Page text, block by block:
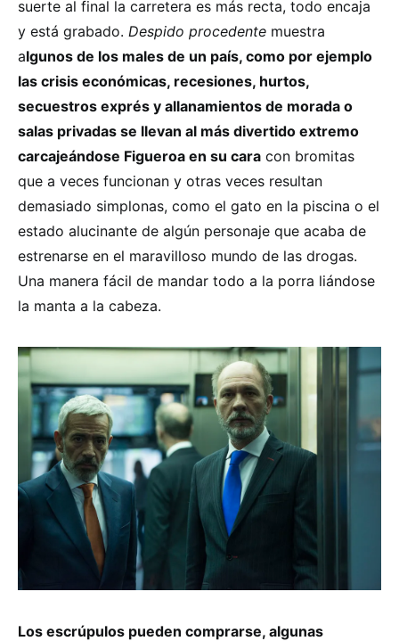
suerte al final la carretera es más recta, todo encaja
y está grabado. Despido procedente muestra
algunos de los males de un país, como por ejemplo
las crisis económicas, recesiones, hurtos,
secuestros exprés y allanamientos de morada o
salas privadas se llevan al más divertido extremo
carcajeándose Figueroa en su cara con bromitas
que a veces funcionan y otras veces resultan
demasiado simplonas, como el gato en la piscina o el
estado alucinante de algún personaje que acaba de
estrenarse en el maravilloso mundo de las drogas.
Una manera fácil de mandar todo a la porra liándose
la manta a la cabeza.
Los escrúpulos pueden comprarse, algunas